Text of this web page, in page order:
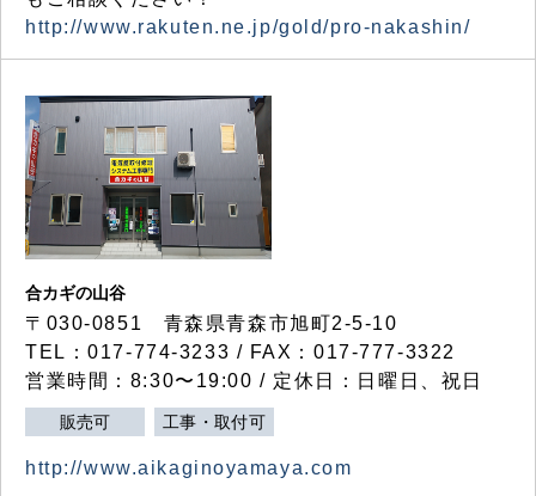
http://www.rakuten.ne.jp/gold/pro-nakashin/
合カギの山谷
〒030-0851 青森県青森市旭町2-5-10
TEL：017-774-3233 / FAX：017-777-3322
営業時間：8:30〜19:00 / 定休日：日曜日、祝日
販売可 工事・取付可
http://www.aikaginoyamaya.com